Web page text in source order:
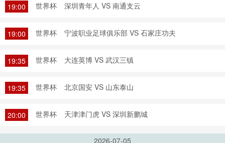
19:00 世界杯 深圳青年人 VS 南通支云
19:00 世界杯 宁波职业足球俱乐部 VS 石家庄功夫
19:35 世界杯 大连英博 VS 武汉三镇
19:35 世界杯 北京国安 VS 山东泰山
20:00 世界杯 天津津门虎 VS 深圳新鹏城
2026-07-05